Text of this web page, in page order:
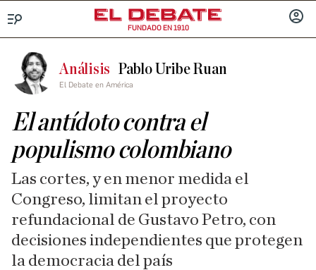
FUNDADO EN 1910
Análisis Pablo Uribe Ruan
El Debate en América
El antídoto contra el
populismo colombiano
Las cortes, y en menor medida el
Congreso, limitan el proyecto
refundacional de Gustavo Petro, con
decisiones independientes que protegen
la democracia del país